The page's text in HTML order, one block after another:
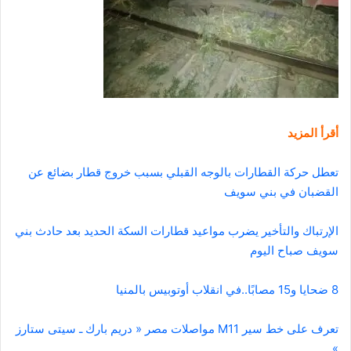
أقرأ المزيد
تعطل حركة القطارات بالوجه القبلي بسبب خروج قطار بضائع عن
القضبان في بني سويف
الإرتباك والتأخير يضرب مواعيد قطارات السكة الحديد بعد حادث بني
سويف صباح اليوم
8 ضحايا و15 مصابًا..في انقلاب أوتوبيس بالمنيا
تعرف على خط سير M11 مواصلات مصر « دريم بارك ـ سيتى ستارز